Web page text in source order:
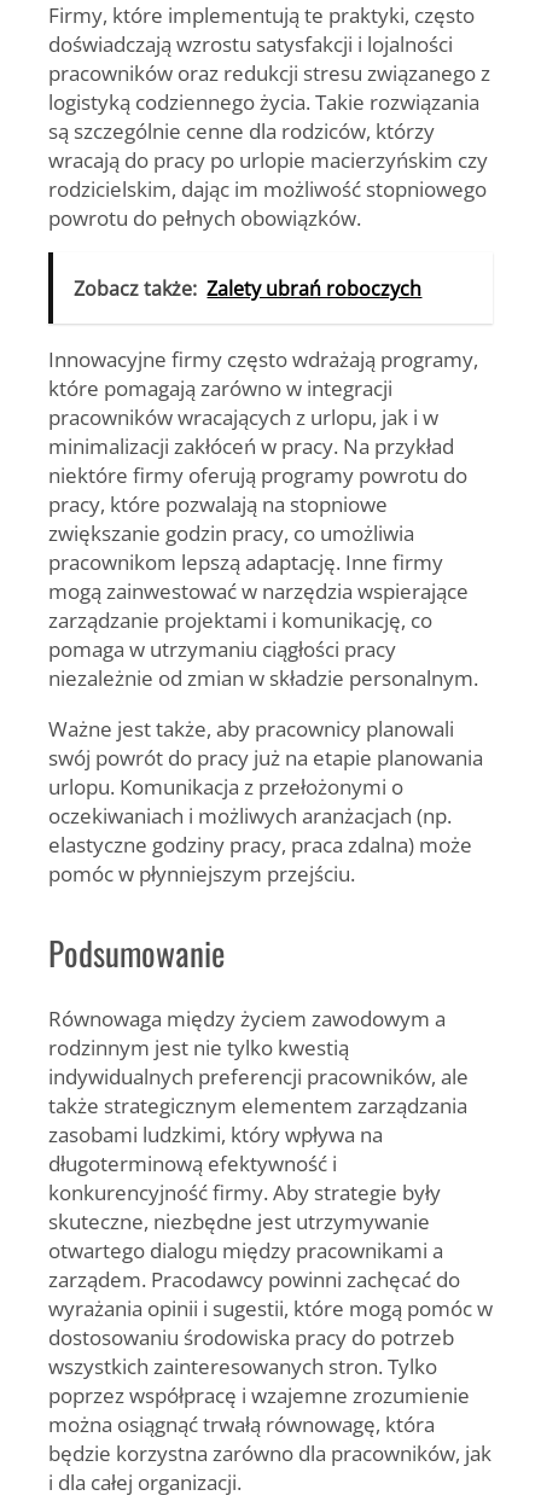
Firmy, które implementują te praktyki, często
doświadczają wzrostu satysfakcji i lojalności
pracowników oraz redukcji stresu związanego z
logistyką codziennego życia. Takie rozwiązania
są szczególnie cenne dla rodziców, którzy
wracają do pracy po urlopie macierzyńskim czy
rodzicielskim, dając im możliwość stopniowego
powrotu do pełnych obowiązków.
Zobacz także: Zalety ubrań roboczych
Innowacyjne firmy często wdrażają programy,
które pomagają zarówno w integracji
pracowników wracających z urlopu, jak i w
minimalizacji zakłóceń w pracy. Na przykład
niektóre firmy oferują programy powrotu do
pracy, które pozwalają na stopniowe
zwiększanie godzin pracy, co umożliwia
pracownikom lepszą adaptację. Inne firmy
mogą zainwestować w narzędzia wspierające
zarządzanie projektami i komunikację, co
pomaga w utrzymaniu ciągłości pracy
niezależnie od zmian w składzie personalnym.
Ważne jest także, aby pracownicy planowali
swój powrót do pracy już na etapie planowania
urlopu. Komunikacja z przełożonymi o
oczekiwaniach i możliwych aranżacjach (np.
elastyczne godziny pracy, praca zdalna) może
pomóc w płynniejszym przejściu.
Podsumowanie
Równowaga między życiem zawodowym a
rodzinnym jest nie tylko kwestią
indywidualnych preferencji pracowników, ale
także strategicznym elementem zarządzania
zasobami ludzkimi, który wpływa na
długoterminową efektywność i
konkurencyjność firmy. Aby strategie były
skuteczne, niezbędne jest utrzymywanie
otwartego dialogu między pracownikami a
zarządem. Pracodawcy powinni zachęcać do
wyrażania opinii i sugestii, które mogą pomóc w
dostosowaniu środowiska pracy do potrzeb
wszystkich zainteresowanych stron. Tylko
poprzez współpracę i wzajemne zrozumienie
można osiągnąć trwałą równowagę, która
będzie korzystna zarówno dla pracowników, jak
i dla całej organizacji.